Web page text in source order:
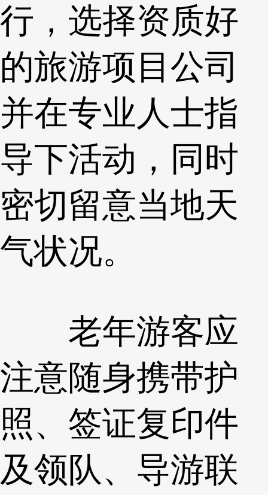
行，选择资质好
的旅游项目公司
并在专业人士指
导下活动，同时
密切留意当地天
气状况。
老年游客应
注意随身携带护
照、签证复印件
及领队、导游联